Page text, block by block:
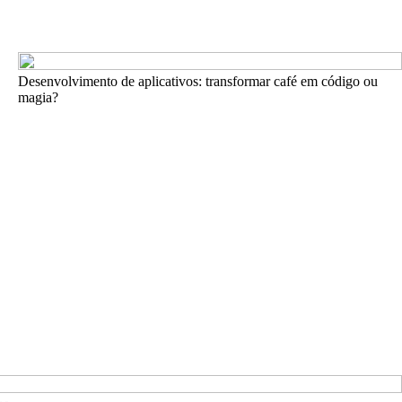
Desenvolvimento de aplicativos: transformar café em código ou
magia?